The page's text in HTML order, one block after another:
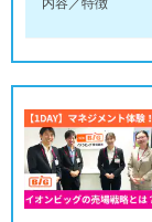
内容／特徴